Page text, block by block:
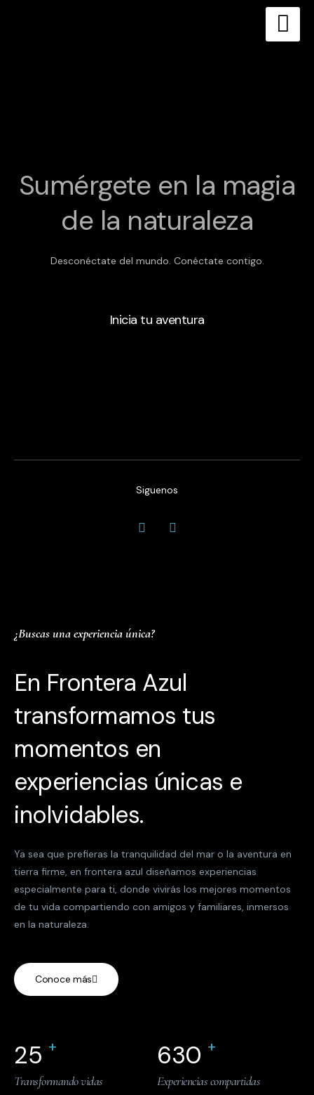
Sumérgete en la magia
de la naturaleza
Desconéctate del mundo. Conéctate contigo.
Inicia tu aventura
Siguenos
¿Buscas una experiencia única?
En Frontera Azul
transformamos tus
momentos en
experiencias únicas e
inolvidables.
Ya sea que prefieras la tranquilidad del mar o la aventura en
tierra firme, en frontera azul diseñamos experiencias
especialmente para ti, donde vivirás los mejores momentos
de tu vida compartiendo con amigos y familiares, inmersos
en la naturaleza.
Conoce más
25 +
Transformando vidas
630 +
Experiencias compartidas